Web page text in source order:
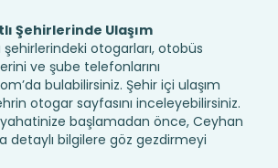
Şehirlerinde Ulaşım
şehirlerindeki otogarları, otobüs
ve şube telefonlarını
bulabilirsiniz. Şehir içi ulaşım
otogar sayfasını inceleyebilirsiniz.
başlamadan önce, Ceyhan
detaylı bilgilere göz gezdirmeyi